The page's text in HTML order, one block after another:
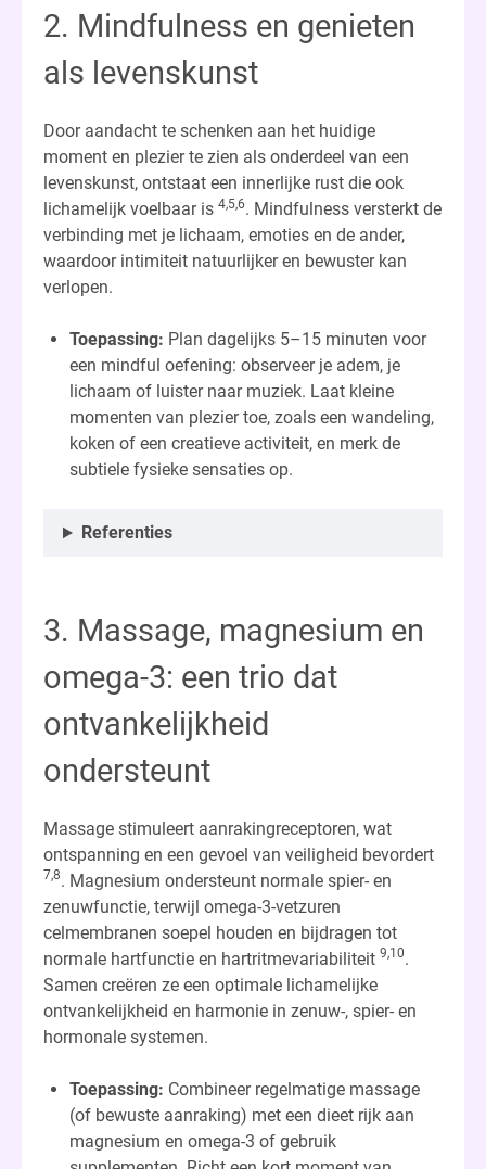
2. Mindfulness en genieten
als levenskunst
Door aandacht te schenken aan het huidige
moment en plezier te zien als onderdeel van een
levenskunst, ontstaat een innerlijke rust die ook
lichamelijk voelbaar is 4,5,6. Mindfulness versterkt de
verbinding met je lichaam, emoties en de ander,
waardoor intimiteit natuurlijker en bewuster kan
verlopen.
Toepassing: Plan dagelijks 5–15 minuten voor
een mindful oefening: observeer je adem, je
lichaam of luister naar muziek. Laat kleine
momenten van plezier toe, zoals een wandeling,
koken of een creatieve activiteit, en merk de
subtiele fysieke sensaties op.
Referenties
3. Massage, magnesium en
omega-3: een trio dat
ontvankelijkheid
ondersteunt
Massage stimuleert aanrakingreceptoren, wat
ontspanning en een gevoel van veiligheid bevordert
7,8. Magnesium ondersteunt normale spier- en
zenuwfunctie, terwijl omega-3-vetzuren
celmembranen soepel houden en bijdragen tot
normale hartfunctie en hartritmevariabiliteit 9,10.
Samen creëren ze een optimale lichamelijke
ontvankelijkheid en harmonie in zenuw-, spier- en
hormonale systemen.
Toepassing: Combineer regelmatige massage
(of bewuste aanraking) met een dieet rijk aan
magnesium en omega-3 of gebruik